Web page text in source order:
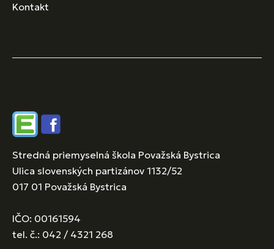
Kontakt
EdupageFacebook
Stredná priemyselná škola Považská Bystrica
Ulica slovenských partizánov 1132/52
017 01 Považská Bystrica
IČO: 00161594
tel. č.: 042 / 4321 268